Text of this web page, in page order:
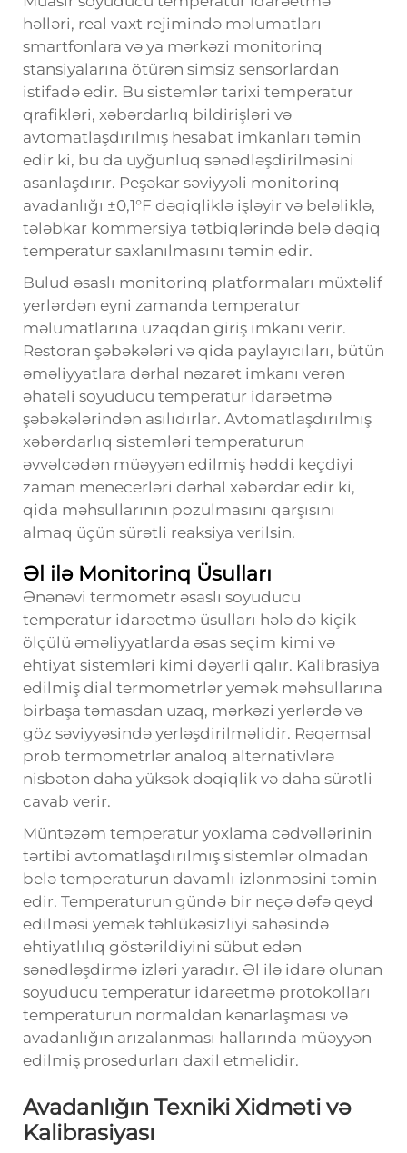
həlləri, real vaxt rejimində məlumatları
smartfonlara və ya mərkəzi monitorinq
stansiyalarına ötürən simsiz sensorlardan
istifadə edir. Bu sistemlər tarixi temperatur
qrafikləri, xəbərdarlıq bildirişləri və
avtomatlaşdırılmış hesabat imkanları təmin
edir ki, bu da uyğunluq sənədləşdirilməsini
asanlaşdırır. Peşəkar səviyyəli monitorinq
avadanlığı ±0,1°F dəqiqliklə işləyir və beləliklə,
tələbkar kommersiya tətbiqlərində belə dəqiq
temperatur saxlanılmasını təmin edir.
Bulud əsaslı monitorinq platformaları müxtəlif
yerlərdən eyni zamanda temperatur
məlumatlarına uzaqdan giriş imkanı verir.
Restoran şəbəkələri və qida paylayıcıları, bütün
əməliyyatlara dərhal nəzarət imkanı verən
əhatəli soyuducu temperatur idarəetmə
şəbəkələrindən asılıdırlar. Avtomatlaşdırılmış
xəbərdarlıq sistemləri temperaturun
əvvəlcədən müəyyən edilmiş həddi keçdiyi
zaman menecerləri dərhal xəbərdar edir ki,
qida məhsullarının pozulmasını qarşısını
almaq üçün sürətli reaksiya verilsin.
Əl ilə Monitorinq Üsulları
Ənənəvi termometr əsaslı soyuducu
temperatur idarəetmə üsulları hələ də kiçik
ölçülü əməliyyatlarda əsas seçim kimi və
ehtiyat sistemləri kimi dəyərli qalır. Kalibrasiya
edilmiş dial termometrlər yemək məhsullarına
birbaşa təmasdan uzaq, mərkəzi yerlərdə və
göz səviyyəsində yerləşdirilməlidir. Rəqəmsal
prob termometrlər analoq alternativlərə
nisbətən daha yüksək dəqiqlik və daha sürətli
cavab verir.
Müntəzəm temperatur yoxlama cədvəllərinin
tərtibi avtomatlaşdırılmış sistemlər olmadan
belə temperaturun davamlı izlənməsini təmin
edir. Temperaturun gündə bir neçə dəfə qeyd
edilməsi yemək təhlükəsizliyi sahəsində
ehtiyatlılıq göstərildiyini sübut edən
sənədləşdirmə izləri yaradır. Əl ilə idarə olunan
soyuducu temperatur idarəetmə protokolları
temperaturun normaldan kənarlaşması və
avadanlığın arızalanması hallarında müəyyən
edilmiş prosedurları daxil etməlidir.
Avadanlığın Texniki Xidməti və
Kalibrasiyası